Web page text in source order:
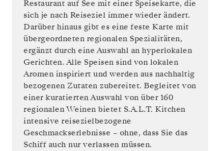
Restaurant auf See mit einer Speisekarte, die
sich je nach Reiseziel immer wieder ändert.
Darüber hinaus gibt es eine feste Karte mit
übergeordneten regionalen Spezialitäten,
ergänzt durch eine Auswahl an hyperlokalen
Gerichten. Alle Speisen sind von lokalen
Aromen inspiriert und werden aus nachhaltig
bezogenen Zutaten zubereitet. Begleitet von
einer kuratierten Auswahl von über 160
regionalen Weinen bietet S.A.L.T. Kitchen
intensive reisezielbezogene
Geschmackserlebnisse – ohne, dass Sie das
Schiff auch nur verlassen müssen.